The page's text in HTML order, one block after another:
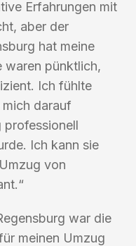
Erfahrungen mit
aber der
hat meine
waren pünktlich,
Ich fühlte
darauf
professionell
Ich kann sie
von
war die
meinen Umzug